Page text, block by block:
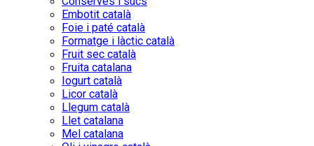
Embotit català
Foie i paté català
Formatge i làctic català
Fruit sec català
Fruita catalana
Iogurt català
Licor català
Llegum català
Llet catalana
Mel catalana